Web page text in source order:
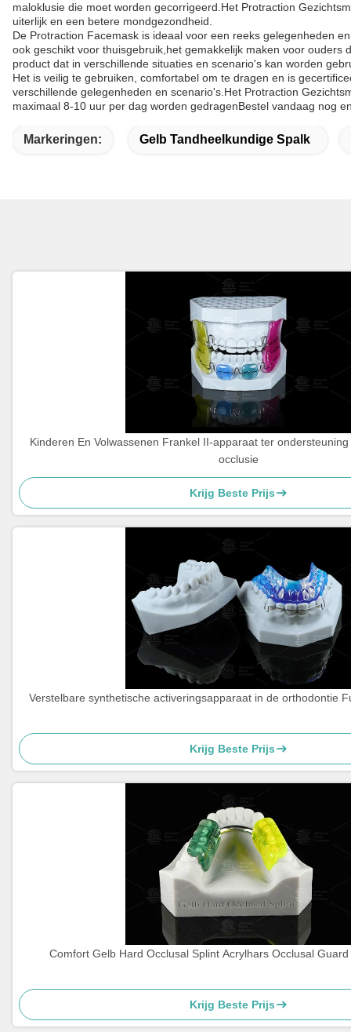
maloklusie die moet worden gecorrigeerd.Het Protraction
uiterlijk en een betere mondgezondheid.
De Protraction Facemask is ideaal voor een reeks gelegenheden
ook geschikt voor thuisgebruik,het gemakkelijk maken voor
product dat in verschillende situaties en scenario's kan worden
Het is veilig te gebruiken, comfortabel om te dragen en is
verschillende gelegenheden en scenario's.Het Protraction
maximaal 8-10 uur per dag worden gedragenBestel vandaag nog
Markeringen: Gelb Tandheelkundige Spalk
Kinderen En Volwassenen Frankel II-apparaat ter
occlusie
Krijg Beste Prijs
Verstelbare synthetische activeringsapparaat in de orthodontie
Krijg Beste Prijs
Comfort Gelb Hard Occlusal Splint Acrylhars Occlusal
Krijg Beste Prijs